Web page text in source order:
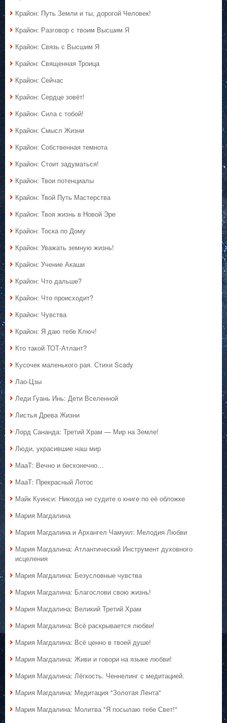
Крайон: Путь Земли и ты, дорогой Человек!
Крайон: Разговор с твоим Высшим Я
Крайон: Связь с Высшим Я
Крайон: Священная Троица
Крайон: Сейчас
Крайон: Сердце зовёт!
Крайон: Сила с тобой!
Крайон: Смысл Жизни
Крайон: Собственная темнота
Крайон: Стоит задуматься!
Крайон: Твои потенциалы
Крайон: Твой Путь Мастерства
Крайон: Твоя жизнь в Новой Эре
Крайон: Тоска по Дому
Крайон: Уважать земную жизнь!
Крайон: Учение Акаши
Крайон: Что дальше?
Крайон: Что происходит?
Крайон: Чувства
Крайон: Я даю тебе Ключ!
Кто такой ТОТ-Атлант?
Кусочек маленького рая. Стихи Scady
Лао-Цзы
Леди Гуань Инь: Дети Вселенной
Листья Древа Жизни
Лорд Сананда: Третий Храм — Мир на Земле!
Люди, украсившие наш мир
МааТ: Вечно и бесконечно…
МааТ: Прекрасный Лотос
Майк Куинси: Никогда не судите о книге по её обложке
Мария Магдалина
Мария Магдалина и Архангел Чамуил: Мелодия Любви
Мария Магдалина: Атлантический Инструмент духовного
исцеления
Мария Магдалина: Безусловные чувства
Мария Магдалина: Благослови свою жизнь!
Мария Магдалина: Великий Третий Храм
Мария Магдалина: Всё раскрывается любви!
Мария Магдалина: Всё ценно в твоей душе!
Мария Магдалина: Живи и говори на языке любви!
Мария Магдалина: Лёгкость. Ченнелинг с медитацией.
Мария Магдалина: Медитация "Золотая Лента"
Мария Магдалина: Молитва "Я посылаю тебе Свет!"